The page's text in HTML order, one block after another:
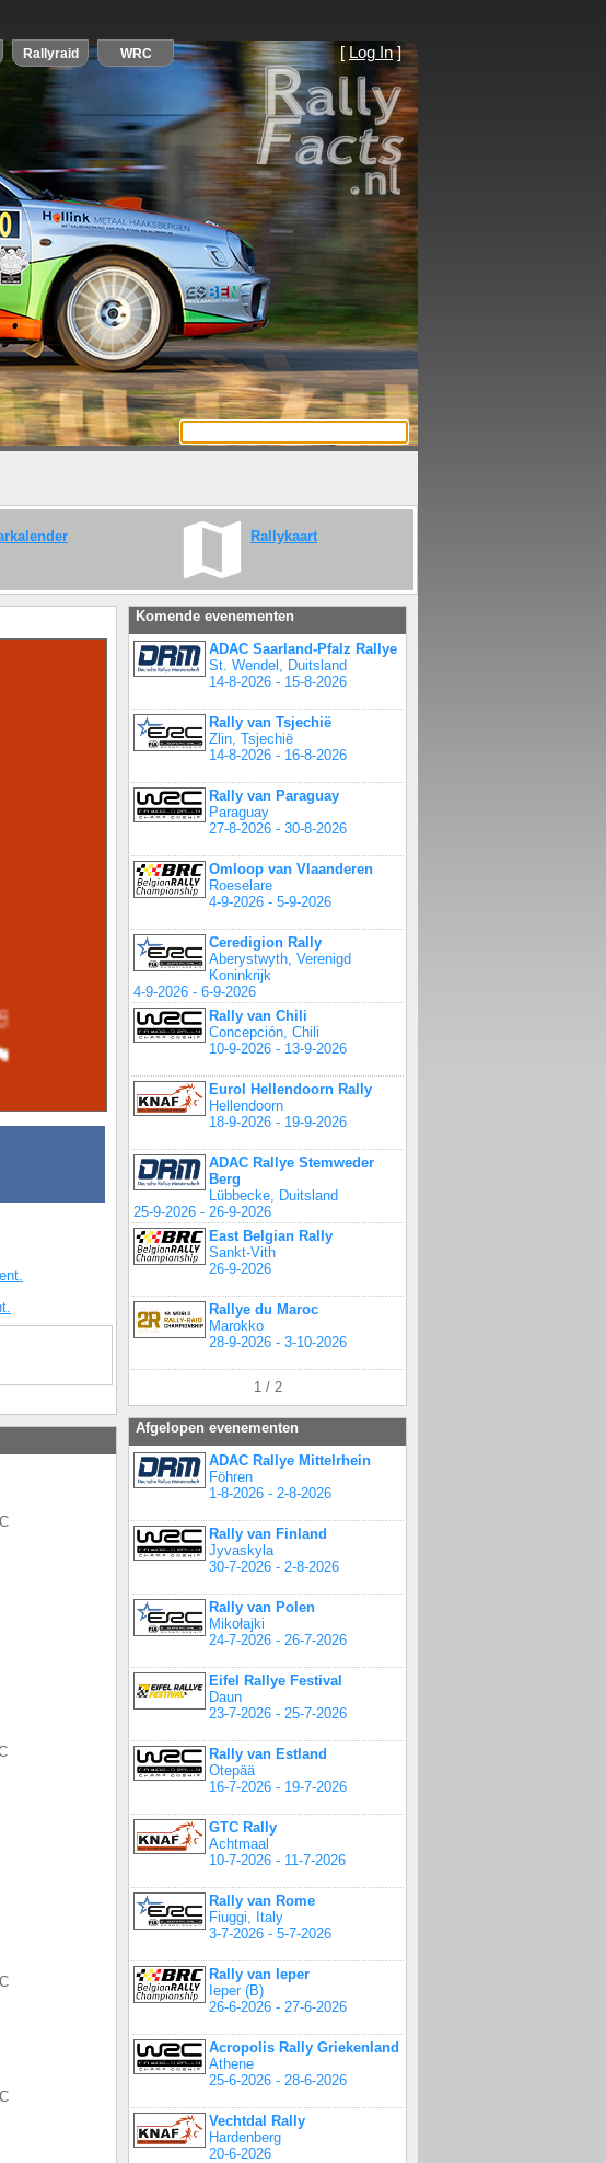
[ Log In]
Rallykaart
Komende evenementen
ADAC Saarland-Pfalz Rallye
St. Wendel, Duitsland
14-8-2026 - 15-8-2026
Rally van Tsjechië
Zlin, Tsjechië
14-8-2026 - 16-8-2026
Rally van Paraguay
Paraguay
27-8-2026 - 30-8-2026
Omloop van Vlaanderen
Roeselare
4-9-2026 - 5-9-2026
Ceredigion Rally
Aberystwyth, Verenigd
Koninkrijk
4-9-2026 - 6-9-2026
Rally van Chili
Concepción, Chili
10-9-2026 - 13-9-2026
Eurol Hellendoorn Rally
Hellendoorn
18-9-2026 - 19-9-2026
ADAC Rallye Stemweder
Berg
Lübbecke, Duitsland
25-9-2026 - 26-9-2026
East Belgian Rally
Sankt-Vith
26-9-2026
Rallye du Maroc
Marokko
28-9-2026 - 3-10-2026
1 / 2
Afgelopen evenementen
ADAC Rallye Mittelrhein
Föhren
1-8-2026 - 2-8-2026
Rally van Finland
Jyvaskyla
30-7-2026 - 2-8-2026
Rally van Polen
Mikołajki
24-7-2026 - 26-7-2026
Eifel Rallye Festival
Daun
23-7-2026 - 25-7-2026
Rally van Estland
Otepää
16-7-2026 - 19-7-2026
GTC Rally
Achtmaal
10-7-2026 - 11-7-2026
Rally van Rome
Fiuggi, Italy
3-7-2026 - 5-7-2026
Rally van Ieper
Ieper (B)
26-6-2026 - 27-6-2026
Acropolis Rally Griekenland
Athene
25-6-2026 - 28-6-2026
Vechtdal Rally
Hardenberg
20-6-2026